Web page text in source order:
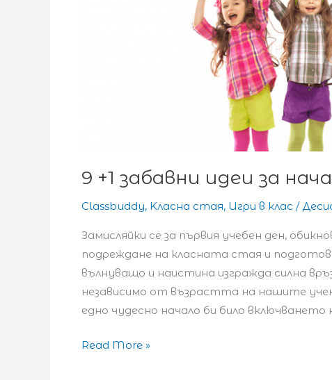
9 +1 забавни идеи за
Classbuddy, Kласна стая, Игри в клас /
Замисляйки се за първия учебен ден,
подреждане на класната стая и
вълнуващо и наистина изгражда силна
независимо от възрастта на нашите
едно чудесно начало би било
9
Read More »